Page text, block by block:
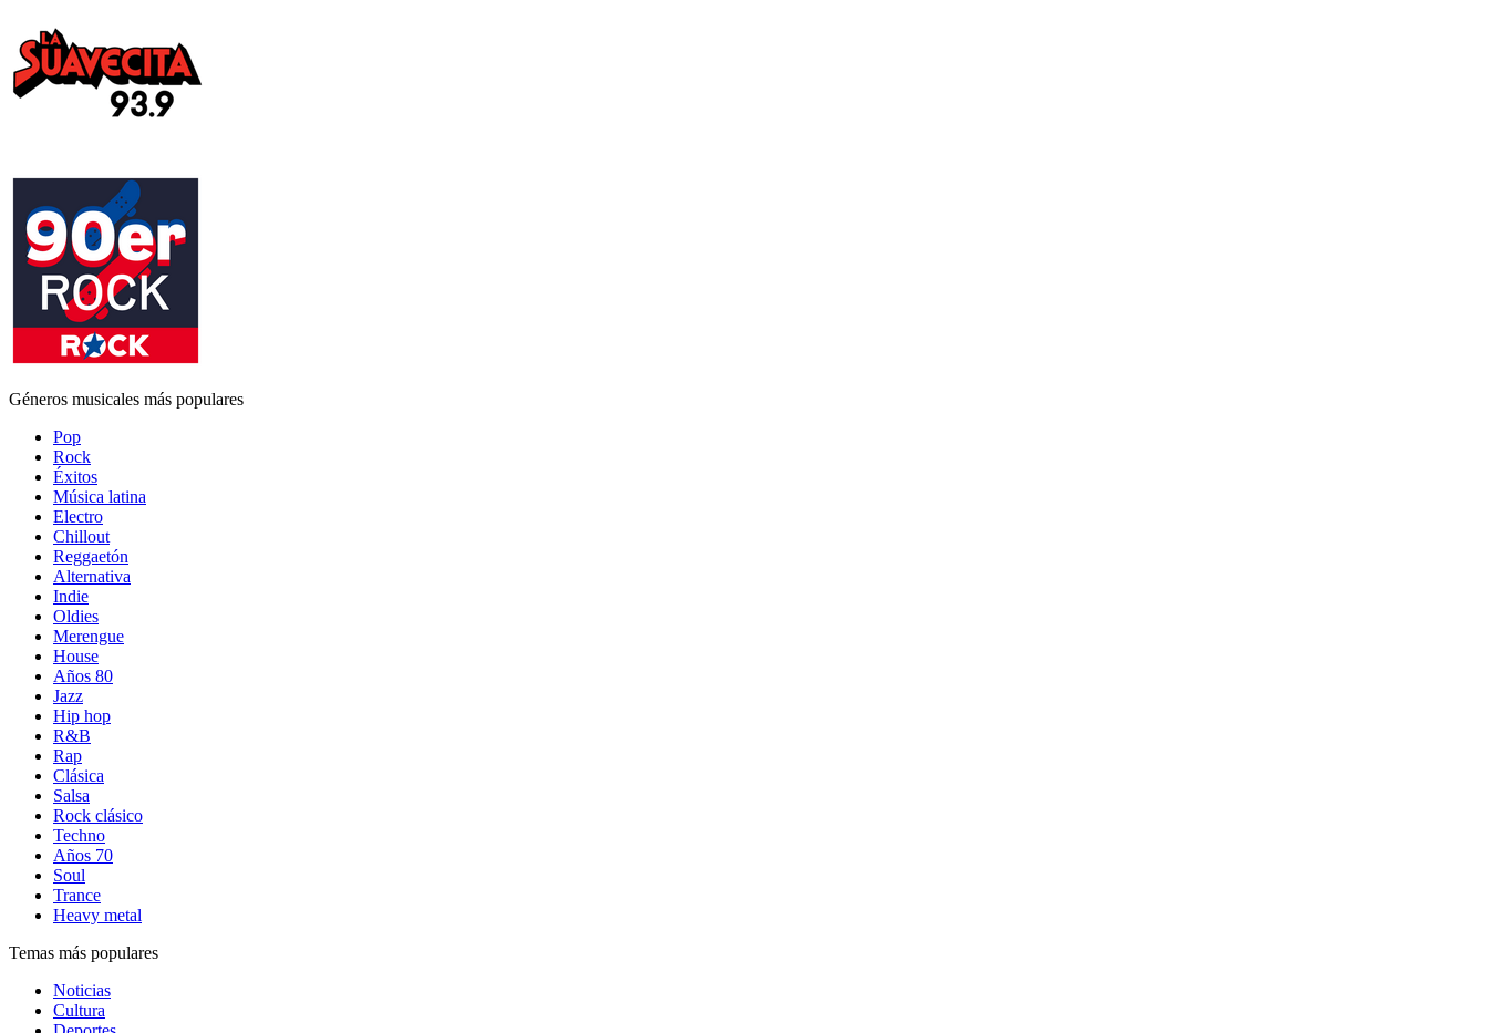
Géneros musicales más populares
Pop
Rock
Éxitos
Música latina
Electro
Chillout
Reggaetón
Alternativa
Indie
Oldies
Merengue
House
Años 80
Jazz
Hip hop
R&B
Rap
Clásica
Salsa
Rock clásico
Techno
Años 70
Soul
Trance
Heavy metal
Temas más populares
Noticias
Cultura